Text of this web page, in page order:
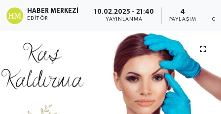
HABER MERKEZI
EDITÖR
10.02.2025 - 21:40
YAYINLANMA
4
PAYLAŞIM
Politika
Sağlık